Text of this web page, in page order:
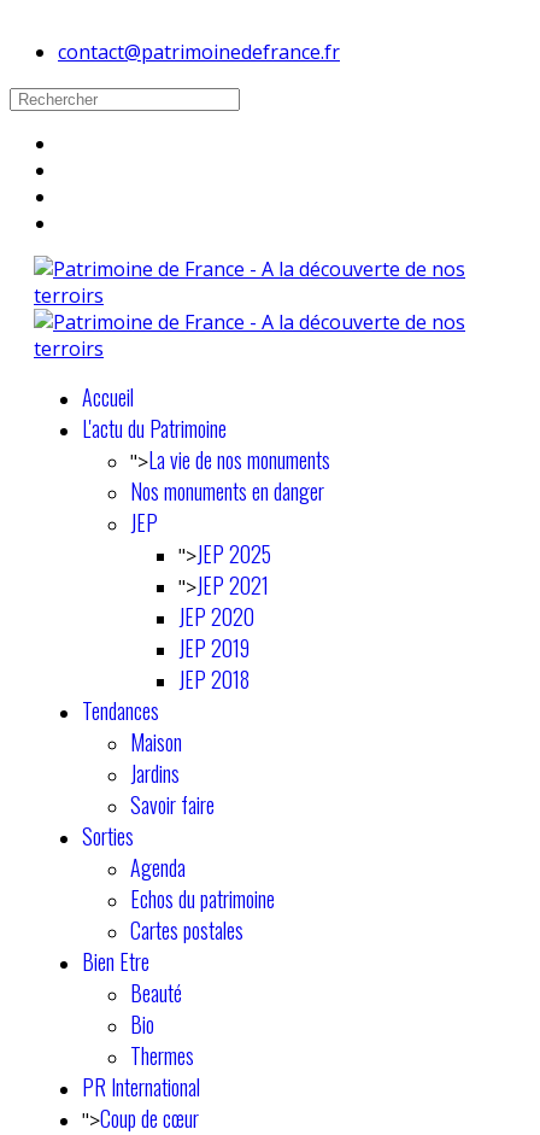
contact@patrimoinedefrance.fr
Accueil
L'actu du Patrimoine
">La vie de nos monuments
Nos monuments en danger
JEP
">JEP 2025
">JEP 2021
JEP 2020
JEP 2019
JEP 2018
Tendances
Maison
Jardins
Savoir faire
Sorties
Agenda
Echos du patrimoine
Cartes postales
Bien Etre
Beauté
Bio
Thermes
PR International
">Coup de cœur